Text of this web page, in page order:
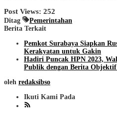
Post Views: 252
Ditag
Pemerintahan
Berita Terkait
Pemkot Surabaya Siapkan
Kerakyatan untuk Gakin
Hadiri Puncak HPN 2023,
Publik dengan Berita
oleh redaksibso
Ikuti Kami Pada